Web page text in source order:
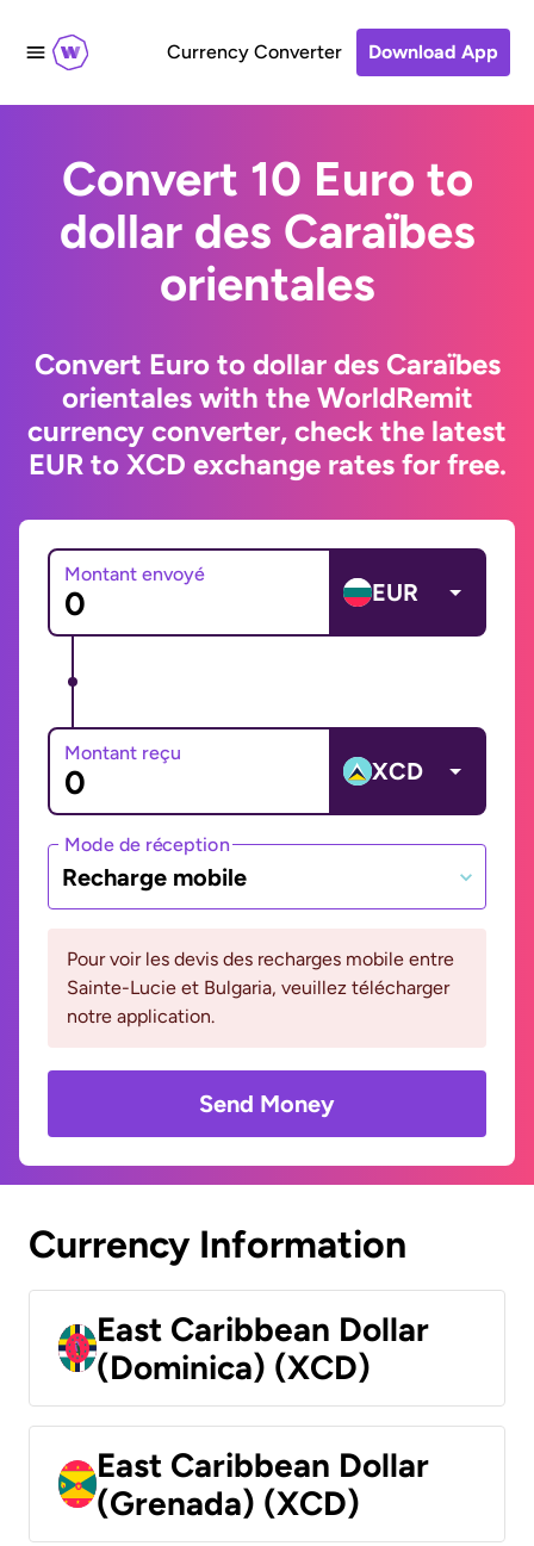
Currency Converter Download App
Convert 10 Euro to
dollar des Caraïbes
orientales
Convert Euro to dollar des Caraïbes
orientales with the WorldRemit
currency converter, check the latest
EUR to XCD exchange rates for free.
Montant envoyé
EUR
Montant reçu
XCD
Mode de réception
Recharge mobile
Pour voir les devis des recharges mobile entre
Sainte-Lucie et Bulgaria, veuillez télécharger
notre application.
Send Money
Currency Information
East Caribbean Dollar
(Dominica) (XCD)
East Caribbean Dollar
(Grenada) (XCD)